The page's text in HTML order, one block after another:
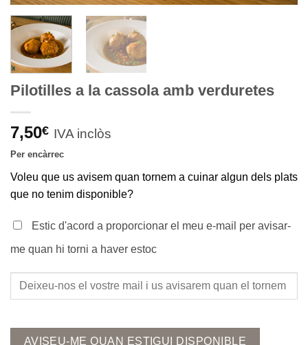
Pilotilles a la cassola amb verduretes
7,50€ IVA inclòs
Per encàrrec
Voleu que us avisem quan tornem a cuinar algun dels plats
que no tenim disponible?
Estic d'acord a proporcionar el meu e-mail per avisar-
me quan hi torni a haver estoc